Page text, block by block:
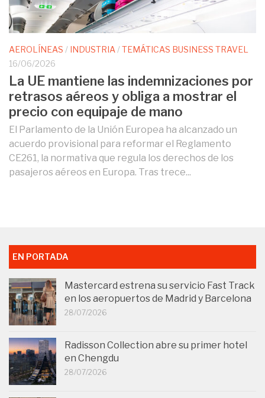
AEROLÍNEAS / INDUSTRIA /TEMÁTICAS BUSINESS TRAVEL
16/06/2026
La UE mantiene las indemnizaciones por
retrasos aéreos y obliga a mostrar el
precio con equipaje de mano
El Parlamento de la Unión Europea ha alcanzado un
acuerdo provisional para reformar el Reglamento
CE261, la normativa que regula los derechos de los
pasajeros aéreos en Europa. Tras trece...
EN PORTADA
Mastercard estrena su servicio Fast Track
en los aeropuertos de Madrid y Barcelona
28/07/2026
Radisson Collection abre su primer hotel
en Chengdu
28/07/2026